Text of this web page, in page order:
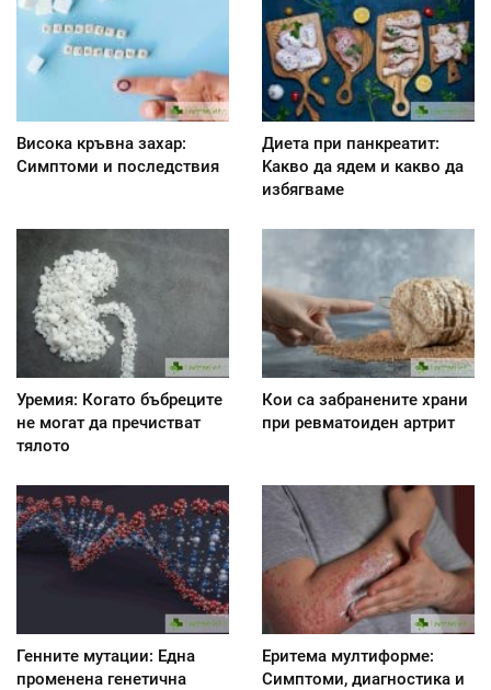
Висока кръвна захар:
Симптоми и последствия
Диета при панкреатит:
Kакво да ядем и какво да
избягваме
Уремия: Когато бъбреците
не могат да пречистват
тялото
Кои са забранените храни
при ревматоиден артрит
Генните мутации: Една
променена генетична
Еритема мултиформе:
Симптоми, диагностика и